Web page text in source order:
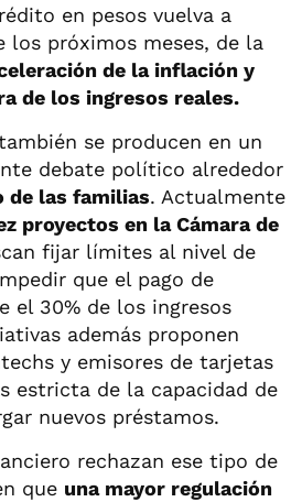
en pesos vuelva a
los próximos meses, de la
de la inflación y
de los ingresos reales.
se producen en un
debate político alrededor
de las familias. Actualmente
proyectos en la Cámara de
fijar límites al nivel de
que el pago de
el 30% de los ingresos
además proponen
y emisores de tarjetas
estricta de la capacidad de
nuevos préstamos.
rechazan ese tipo de
que una mayor regulación